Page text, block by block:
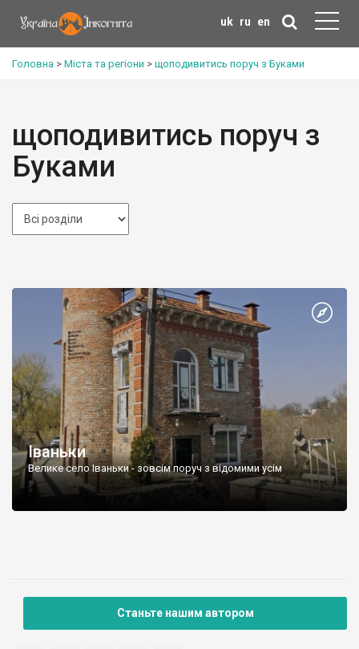
uk ru en
Головна > Міста та регіони > щоподивитись поруч з Буками
щоподивитись поруч з
Буками
Іваньки
Велике село Іваньки - зовсім поруч з відомими усім
Станьте нашим автором